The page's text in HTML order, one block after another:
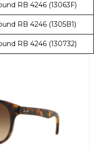
RB 4246 (13063F)
RB 4246 (1305B1)
RB 4246 (130732)